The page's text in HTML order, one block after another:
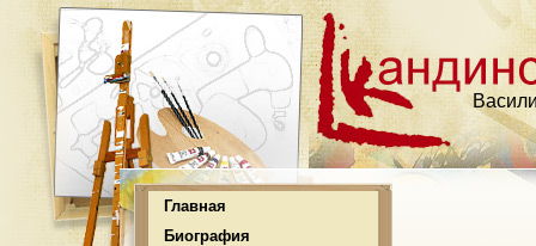
Главная
Биография